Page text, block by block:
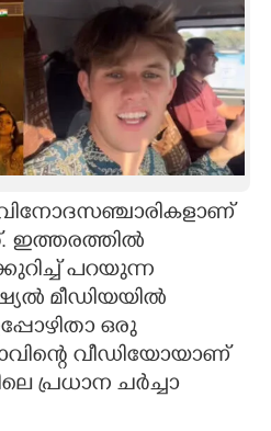
ഇത്തരത്തിൽ
പറയുന്ന
മീഡിയയിൽ
ഒരു
വീഡിയോയാണ്
പ്രധാന ചർച്ചാ